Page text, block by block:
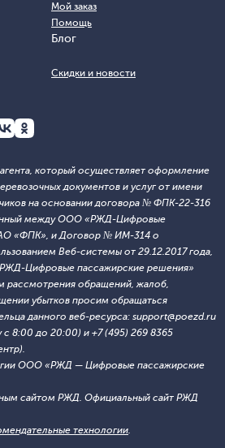
Мой заказ
Помощь
Блог
Скидки и новости
который осуществляет оформление
документов и услуг от имени
на основании договора № ФПК-22-316
между ООО «РЖД-Цифровые
«ФПК», и Договор № ИМ-314 о
Веб-системы от 29.12.2017 года,
Цифровые пассажирские решения»
обращений, жалоб,
убытков просим обращаться
данного веб-ресурса: support@poezd.ru
с 8:00 до 20:00) и +7 (495) 269 8365
ООО «РЖД — Цифровые пассажирские
сайтом РЖД. Официальный сайт РЖД
технологии.